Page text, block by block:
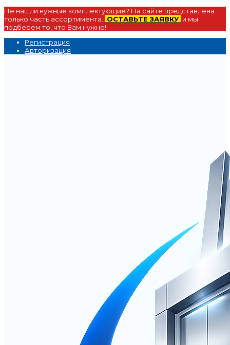
Не нашли нужные комплектующие? На сайте представлена
только часть ассортимента.
ОСТАВЬТЕ ЗАЯВКУ и мы
подберем то, что Вам нужно!
Регистрация
Авторизация